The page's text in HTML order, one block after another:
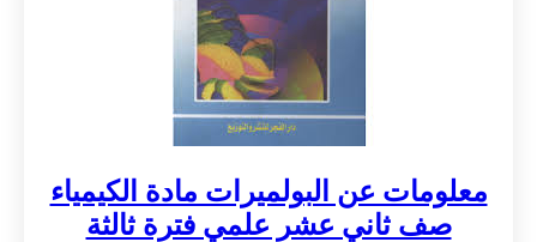
معلومات عن البولميرات مادة الكيمياء
صف ثاني عشر علمي فترة ثالثة